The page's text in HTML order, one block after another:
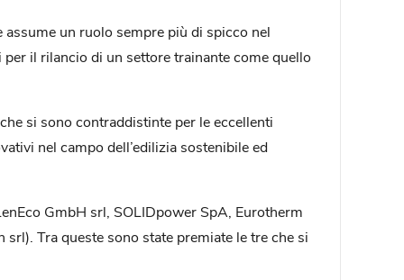
un ruolo sempre più di spicco nel
il rilancio di un settore trainante come quello
si sono contraddistinte per le eccellenti
nel campo dell’edilizia sostenibile ed
GmbH srl, SOLIDpower SpA, Eurotherm
Tra queste sono state premiate le tre che si